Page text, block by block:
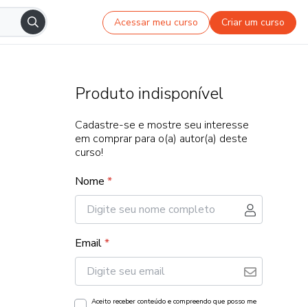
Acessar meu curso Criar um curso
Produto indisponível
Cadastre-se e mostre seu interesse
em comprar para o(a) autor(a) deste
curso!
Nome *
Email*
Aceito receber conteúdo e compreendo que posso me